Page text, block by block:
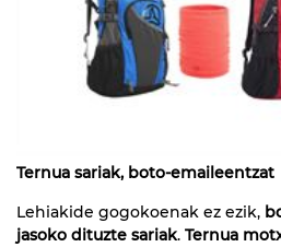
Ternua sariak, boto-emaileentzat
Lehiakide gogokoenak ez ezik,
jasoko dituzte sariak. Ternua